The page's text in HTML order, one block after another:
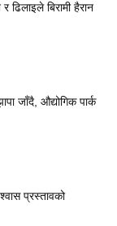
ढिलाइले बिरामी हैरान
जाँदै, औद्योगिक पार्क
प्रस्तावको